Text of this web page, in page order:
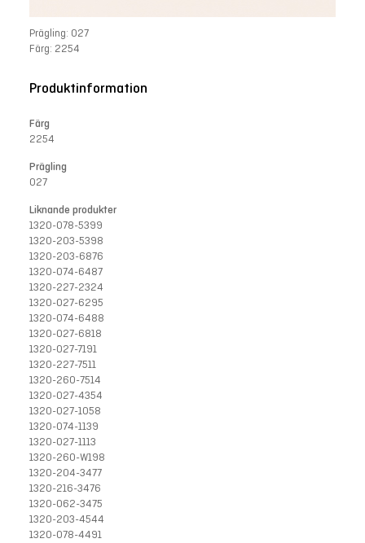
Prägling: 027
Färg: 2254
Produktinformation
Färg
2254
Prägling
027
Liknande produkter
1320-078-5399
1320-203-5398
1320-203-6876
1320-074-6487
1320-227-2324
1320-027-6295
1320-074-6488
1320-027-6818
1320-027-7191
1320-227-7511
1320-260-7514
1320-027-4354
1320-027-1058
1320-074-1139
1320-027-1113
1320-260-W198
1320-204-3477
1320-216-3476
1320-062-3475
1320-203-4544
1320-078-4491